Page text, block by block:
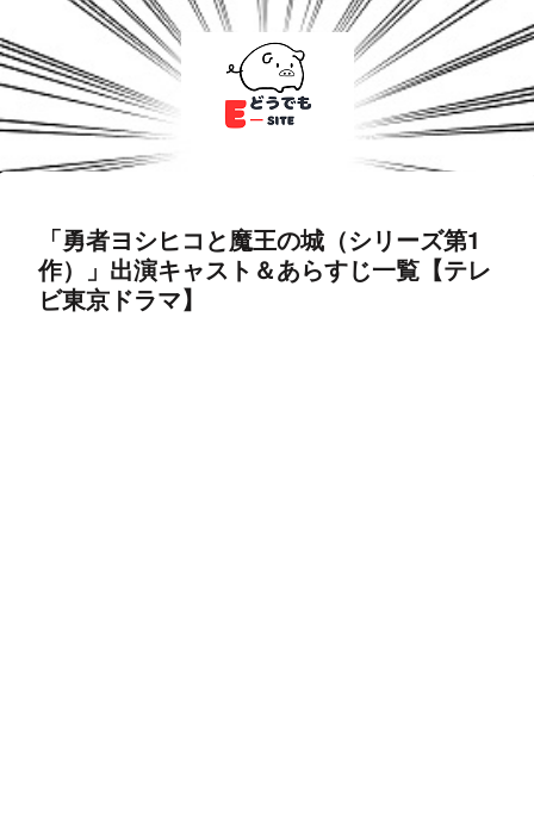
「勇者ヨシヒコと魔王の城（シリーズ第1
作）」出演キャスト＆あらすじ一覧【テレ
ビ東京ドラマ】